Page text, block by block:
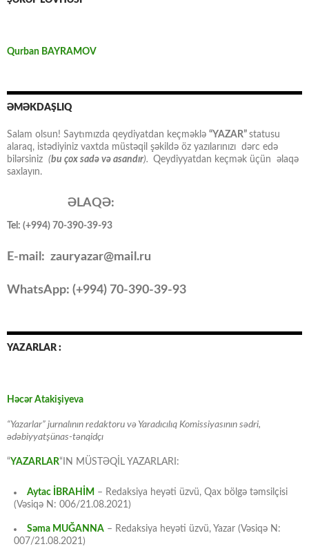
Qurban BAYRAMOV
ƏMƏKDAŞLIQ
Salam olsun! Saytımızda qeydiyatdan keçməklə “YAZAR” statusu
alaraq, istədiyiniz vaxtda müstəqil şəkildə öz yazılarınızı dərc edə
bilərsiniz (bu çox sadə və asandır). Qeydiyyatdan keçmək üçün əlaqə
saxlayın.
ƏLAQƏ:
Tel: (+994) 70-390-39-93
E-mail: zauryazar@mail.ru
WhatsApp: (+994) 70-390-39-93
YAZARLAR :
Həcər Atakişiyeva
“Yazarlar” jurnalının redaktoru və Yaradıcılıq Komissiyasının sədri,
ədəbiyyatşünas-tənqidçı
“YAZARLAR“IN MÜSTƏQİL YAZARLARI:
Aytac İBRAHİM – Redaksiya heyəti üzvü, Qax bölgə təmsilçisi
(Vəsiqə N: 006/21.08.2021)
Səma MUĞANNA – Redaksiya heyəti üzvü, Yazar (Vəsiqə N:
007/21.08.2021)